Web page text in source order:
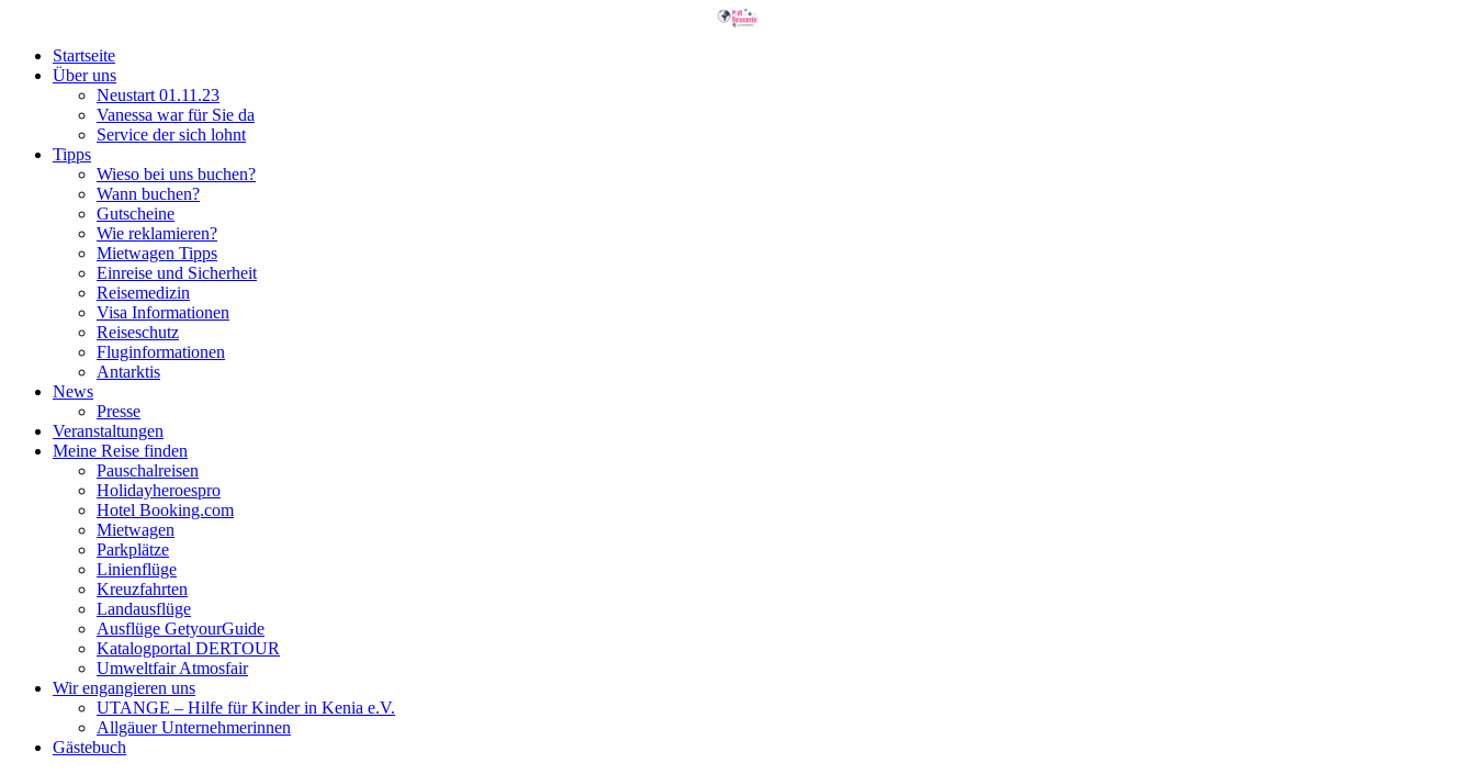
Startseite
Über uns
Neustart 01.11.23
Vanessa war für Sie da
Service der sich lohnt
Tipps
Wieso bei uns buchen?
Wann buchen?
Gutscheine
Wie reklamieren?
Mietwagen Tipps
Einreise und Sicherheit
Reisemedizin
Visa Informationen
Reiseschutz
Fluginformationen
Antarktis
News
Presse
Veranstaltungen
Meine Reise finden
Pauschalreisen
Holidayheroespro
Hotel Booking.com
Mietwagen
Parkplätze
Linienflüge
Kreuzfahrten
Landausflüge
Ausflüge GetyourGuide
Katalogportal DERTOUR
Umweltfair Atmosfair
Wir engangieren uns
UTANGE – Hilfe für Kinder in Kenia e.V.
Allgäuer Unternehmerinnen
Gästebuch